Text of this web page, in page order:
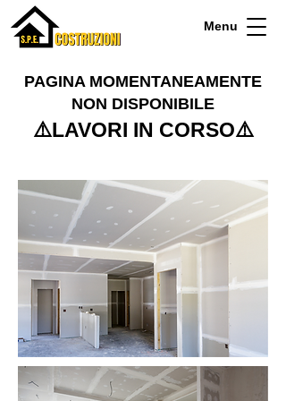
Menu
PAGINA MOMENTANEAMENTE
NON DISPONIBILE​
⚠️LAVORI IN CORSO⚠️